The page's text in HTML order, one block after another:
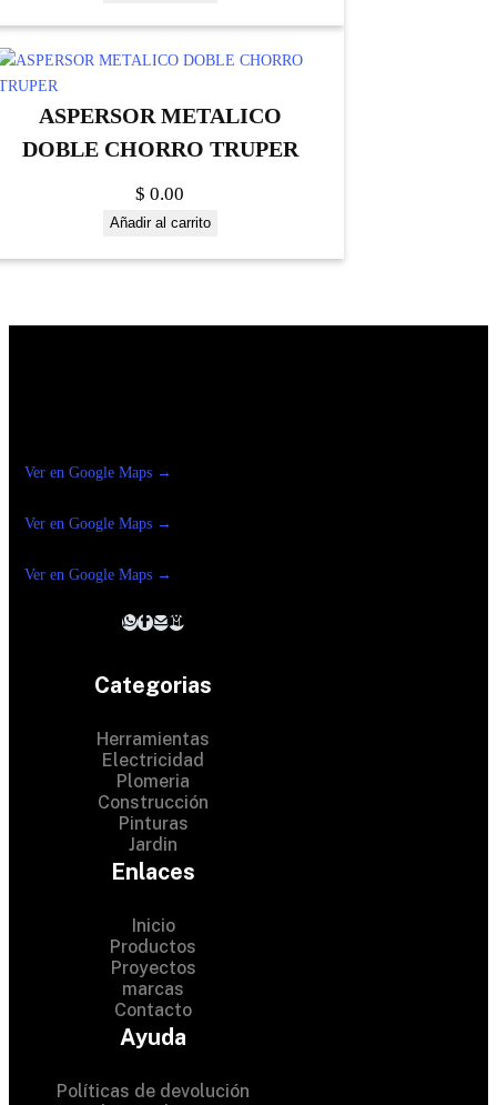
ASPERSOR METALICO
DOBLE CHORRO TRUPER
$ 0.00
Añadir al carrito
Ver en Google Maps →
Ver en Google Maps →
Ver en Google Maps →
Categorias
Herramientas
Electricidad
Plomeria
Construcción
Pinturas
Jardin
Enlaces
Inicio
Productos
Proyectos
marcas
Contacto
Ayuda
Políticas de devolución